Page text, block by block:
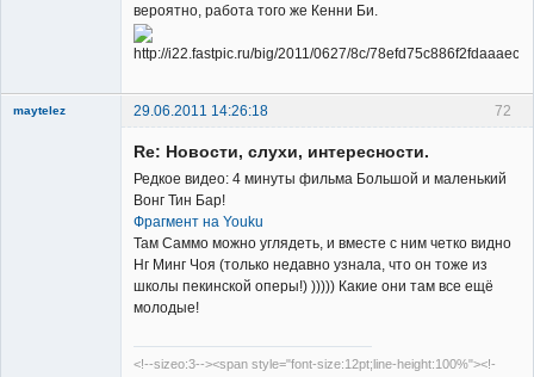
вероятно, работа того же Кенни Би.
72
maytelez 29.06.2011 14:26:18
Re: Новости, слухи, интересности.
Редкое видео: 4 минуты фильма Большой и маленький
Вонг Тин Бар!
Фрагмент на Youku
Там Саммо можно углядеть, и вместе с ним четко видно
Нг Минг Чоя (только недавно узнала, что он тоже из
школы пекинской оперы!) ))))) Какие они там все ещё
молодые!
<!--sizeo:3--><span style="font-size:12pt;line-height:100%"><!-